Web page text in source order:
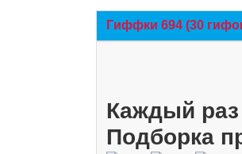
Гиффки 694 (30
Каждый
Подборка